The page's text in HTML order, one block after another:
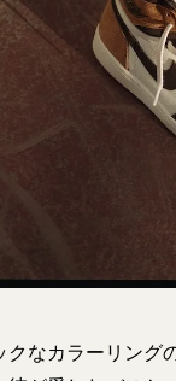
なカラーリング